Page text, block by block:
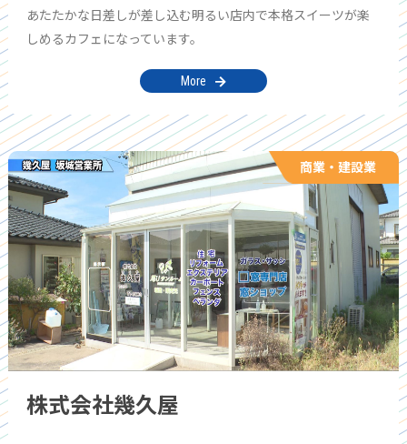
あたたかな日差しが差し込む明るい店内で本格スイーツが楽
しめるカフェになっています。
More
商業・建設業
株式会社幾久屋